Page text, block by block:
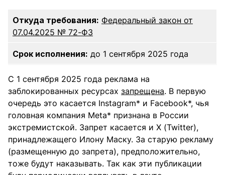
Откуда требования: Федеральный закон от
07.04.2025 № 72-ФЗ
Срок исполнения: до 1 сентября 2025 года
С 1 сентября 2025 года реклама на
заблокированных ресурсах запрещена. В первую
очередь это касается Instagram* и Facebook*, чья
головная компания Meta* признана в России
экстремистской. Запрет касается и X (Twitter),
принадлежащего Илону Маску. За старую рекламу
(размещенную до запрета), предположительно,
тоже будут наказывать. Так как эти публикации